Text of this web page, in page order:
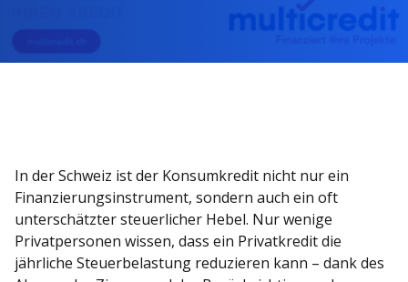
In der Schweiz ist der Konsumkredit nicht nur ein
Finanzierungsinstrument, sondern auch ein oft
unterschätzter steuerlicher Hebel. Nur wenige
Privatpersonen wissen, dass ein Privatkredit die
jährliche Steuerbelastung reduzieren kann – dank des